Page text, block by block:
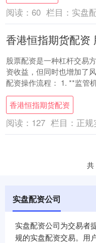
阅读： 60 栏目： 实盘
股票配资是一种杠杆交易
资收益，但同时也增加了
配资操作流程： 1. **监管
受证监会或其他权威监管
香港恒指期货配资
阅读： 127 栏目： 正规
共
实盘配资公司
实盘配资公司为交易者
规的实盘配资交易。用